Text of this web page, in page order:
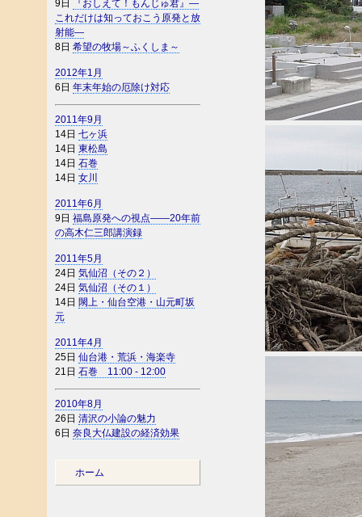
9日
『おしえて！もんじゅ君』―
これだけは知っておこう原発と放
射能―
8日 希望の牧場～ふくしま～
2012年1月
6日 年末年始の厄除け対応
2011年9月
14日 七ヶ浜
14日 東松島
14日 石巻
14日 女川
2011年6月
9日 福島原発への視点――20年前
の高木仁三郎講演録
2011年5月
24日 気仙沼（その２）
24日 気仙沼（その１）
14日 閖上・仙台空港・山元町坂
元
2011年4月
25日 仙台港・荒浜・海楽寺
21日 石巻 11:00 - 12:00
2010年8月
26日 清沢の小論の魅力
6日 奈良大仏建設の経済効果
ホーム